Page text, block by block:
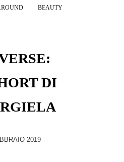
BEAUTY
DI
2019